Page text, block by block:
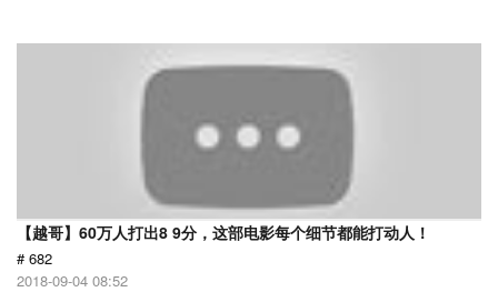
【越哥】60万人打出8 9分，这部电影每个细节都能打动人！
# 682
2018-09-04 08:52